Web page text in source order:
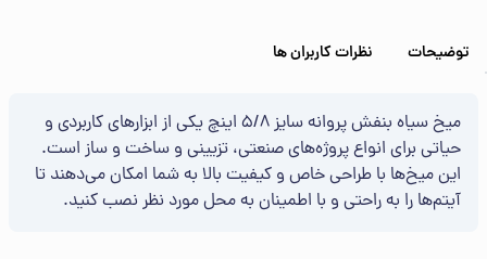
توضیحات نظرات کاربران ها
میخ سیاه بنفش پروانه سایز 5/8 اینچ یکی از ابزارهای کاربردی و
حیاتی برای انواع پروژه‌های صنعتی، تزیینی و ساخت و ساز است.
این میخ‌ها با طراحی خاص و کیفیت بالا به شما امکان می‌دهند تا
آیتم‌ها را به راحتی و با اطمینان به محل مورد نظر نصب کنید.